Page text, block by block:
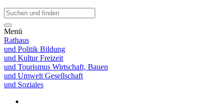
Menü
Rathaus
und Politik Bildung
und KulturFreizeit
und Tourismus Wirtschaft, Bauen
und Umwelt Gesellschaft
und Soziales